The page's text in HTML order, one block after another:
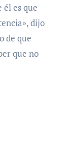
él es que
dijo
de que
que no